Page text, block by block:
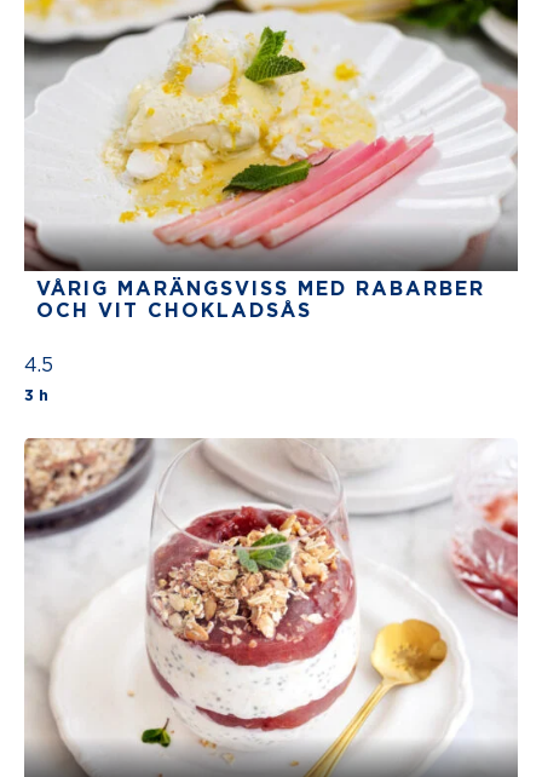
VÅRIG MARÄNGSVISS MED RABARBER
OCH VIT CHOKLADSÅS
4.5
3 h